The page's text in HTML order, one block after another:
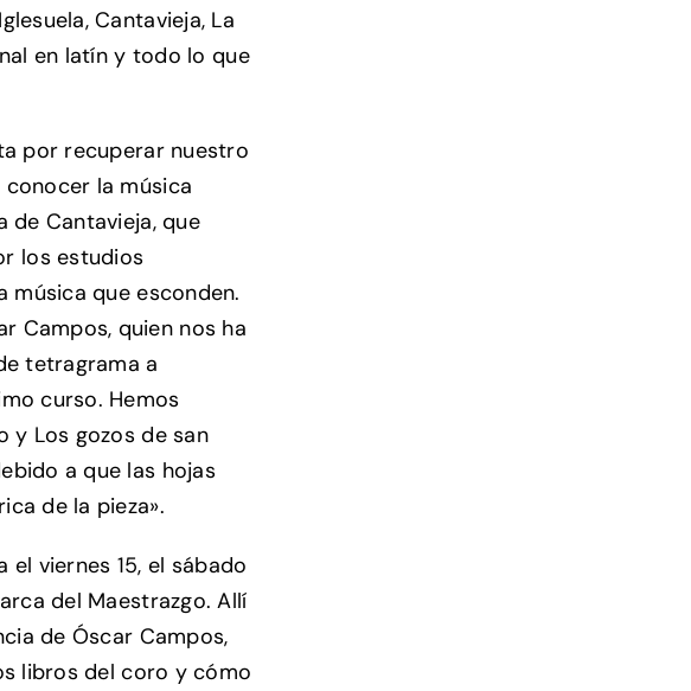
Cantavieja, La
en latín y todo lo que
por recuperar nuestro
la música
de Cantavieja, que
los estudios
música que esconden.
Campos, quien nos ha
tetragrama a
curso. Hemos
y Los gozos de san
a que las hojas
de la pieza».
el viernes 15, el sábado
del Maestrazgo. Allí
de Óscar Campos,
libros del coro y cómo